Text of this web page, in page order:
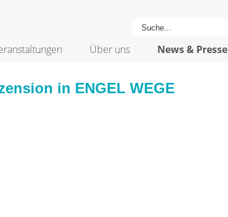
Über uns News & Presse
in ENGEL WEGE